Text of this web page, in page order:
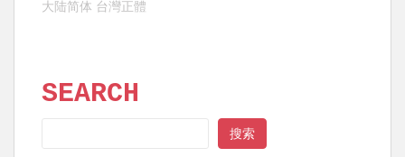
大陆简体 台灣正體
SEARCH
搜索